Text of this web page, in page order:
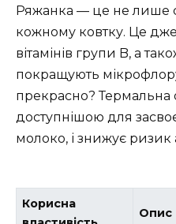
Ряжанка — це не лише
кожному ковтку. Це
вітамінів групи B, а
покращують
прекрасно? Термальна
доступнішою для
молоко, і знижує ризик
Корисна
Опис